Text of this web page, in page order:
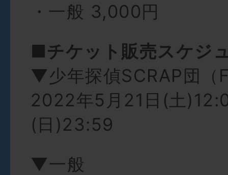
・一般 3,000円
■チケット販売スケジ
▼少年探偵SCRAP団（
2022年5月21日(土
(日)23:59
▼一般